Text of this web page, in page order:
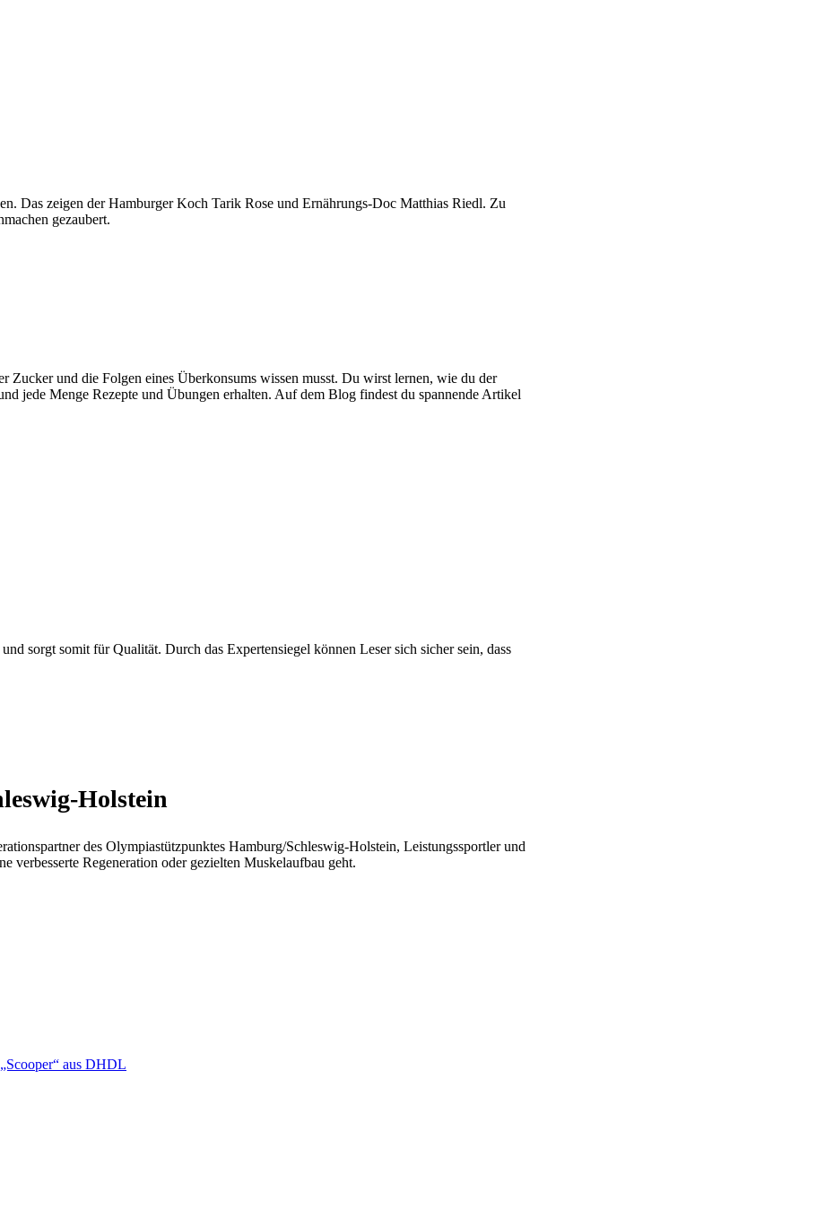
Das zeigen der Hamburger Koch Tarik Rose und Ernährungs-Doc Matthias Riedl. Zu
gezaubert.
und die Folgen eines Überkonsums wissen musst. Du wirst lernen, wie du der
jede Menge Rezepte und Übungen erhalten. Auf dem Blog findest du spannende Artikel
sorgt somit für Qualität. Durch das Expertensiegel können Leser sich sicher sein, dass
Holstein
des Olympiastützpunktes Hamburg/Schleswig-Holstein, Leistungssportler und
verbesserte Regeneration oder gezielten Muskelaufbau geht.
aus DHDL